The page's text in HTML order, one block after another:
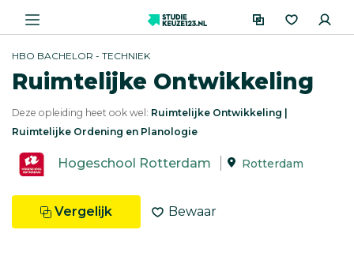
HBO BACHELOR - TECHNIEK
Ruimtelijke Ontwikkeling
Deze opleiding heet ook wel: Ruimtelijke Ontwikkeling |
Ruimtelijke Ordening en Planologie
Hogeschool Rotterdam Rotterdam
Vergelijk Bewaar